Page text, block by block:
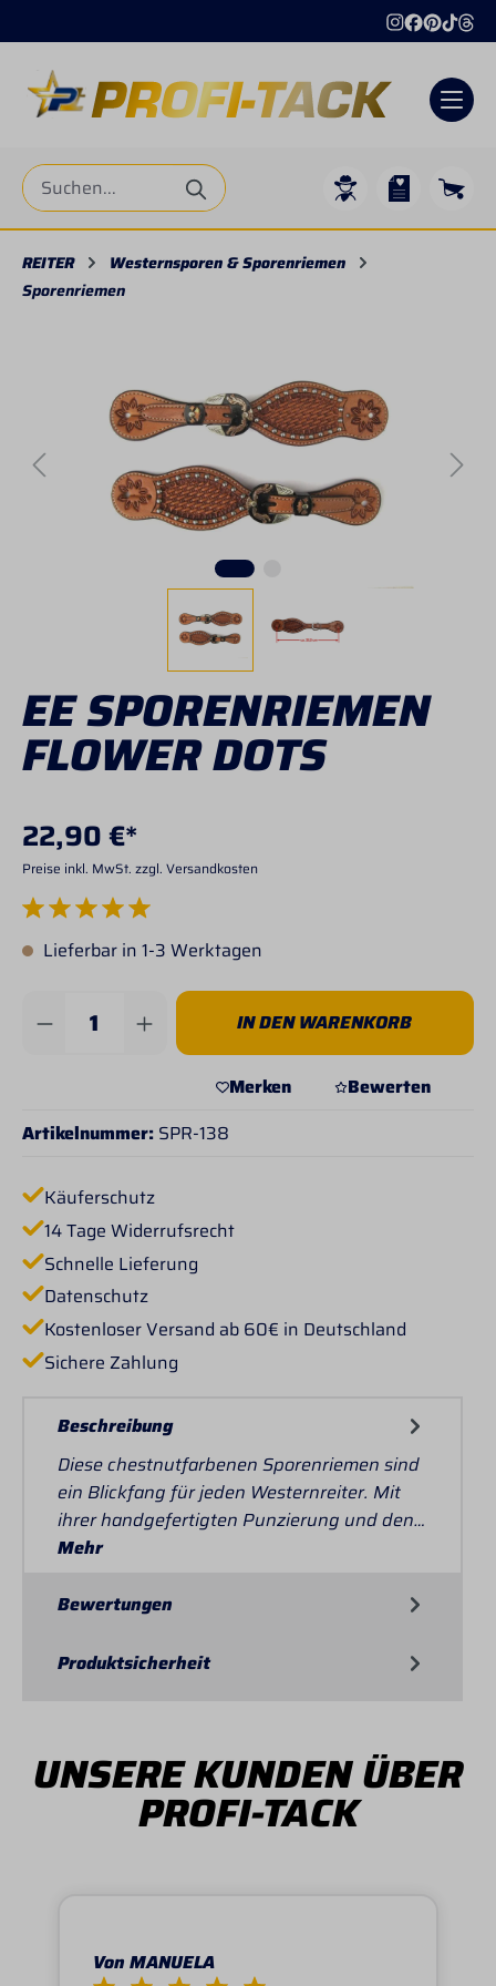
REITER
Westernsporen & Sporenriemen
Sporenriemen
EE SPORENRIEMEN
FLOWER DOTS
22,90 €*
Preise inkl. MwSt. zzgl. Versandkosten
Durchschnittliche Bewertung von 5 von 5 Sternen
Lieferbar in 1-3 Werktagen
Produkt Anzahl: Gib den gewünschten
IN DEN WARENKORB
Merken
Bewerten
Artikelnummer: SPR-138
Käuferschutz
14 Tage Widerrufsrecht
Schnelle Lieferung
Datenschutz
Kostenloser Versand ab 60€ in Deutschland
Sichere Zahlung
Beschreibung
Diese chestnutfarbenen Sporenriemen sind
ein Blickfang für jeden Westernreiter. Mit
ihrer handgefertigten Punzierung und den…
Mehr
Bewertungen
Produktsicherheit
UNSERE KUNDEN ÜBER
PROFI-TACK
Von MANUELA